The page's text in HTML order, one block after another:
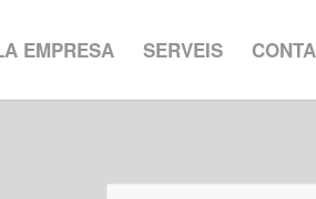
EMPRESA SERVEIS